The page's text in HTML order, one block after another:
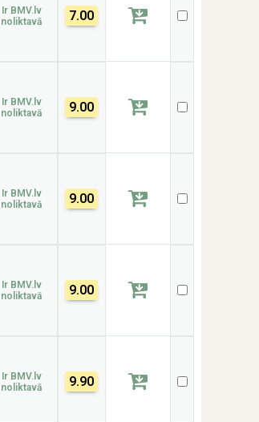
Ir BMV.lv
noliktavā
7.00
Ir BMV.lv
noliktavā
9.00
Ir BMV.lv
noliktavā
9.00
Ir BMV.lv
noliktavā
9.00
Ir BMV.lv
noliktavā
9.90